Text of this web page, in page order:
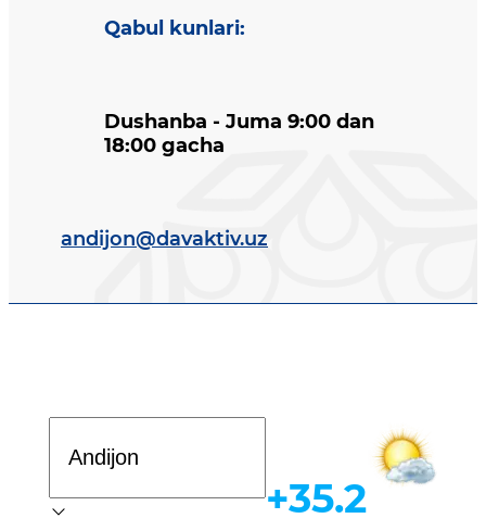
Qabul kunlari:
Dushanba - Juma 9:00 dan
18:00 gacha
andijon@davaktiv.uz
Ob-havo
+35.2